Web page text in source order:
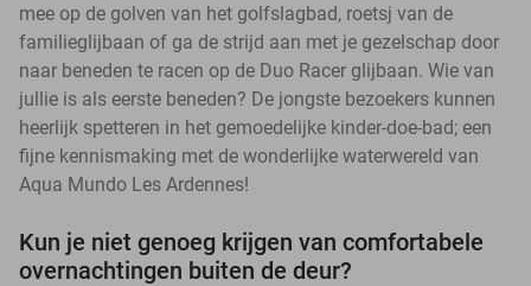
mee op de golven van het golfslagbad, roetsj van de
familieglijbaan of ga de strijd aan met je gezelschap door
naar beneden te racen op de Duo Racer glijbaan. Wie van
jullie is als eerste beneden? De jongste bezoekers kunnen
heerlijk spetteren in het gemoedelijke kinder-doe-bad; een
fijne kennismaking met de wonderlijke waterwereld van
Aqua Mundo Les Ardennes!
Kun je niet genoeg krijgen van comfortabele
overnachtingen buiten de deur?